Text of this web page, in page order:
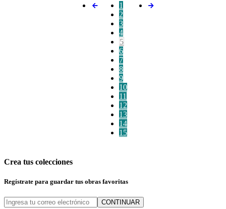
1
2
3
4
5
6
7
8
9
10
11
12
13
14
15
Crea tus colecciones
Regístrate para guardar tus obras favoritas
CONTINUAR